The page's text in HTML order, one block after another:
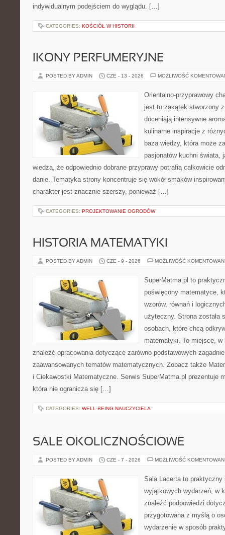
indywidualnym podejściem do wyglądu. […]
CATEGORIES: KOŚCIÓŁ W HISTORII
IKONY PERFUMERYJNE
POSTED BY ADMIN CZE - 13 - 2026 MOŻLIWOŚĆ
Orientalno-przyprawowy
jest to zakątek stworzony
doceniają intensywne
kulinarne inspiracje z
baza wiedzy, która może
pasjonatów kuchni świata,
wiedzą, że odpowiednio dobrane przyprawy potrafią całkowicie
danie. Tematyka strony koncentruje się wokół smaków
charakter jest znacznie szerszy, ponieważ […]
CATEGORIES: PROJEKTOWANIE OGRODÓW
HISTORIA MATEMATYKI
POSTED BY ADMIN CZE - 9 - 2026 MOŻLIWOŚĆ
SuperMatma.pl to
poświęcony matematyce,
wzorów, równań i
użyteczny. Strona została
osobach, które chcą
matematyki. To miejsce,
znaleźć opracowania dotyczące zarówno podstawowych
zaawansowanych tematów matematycznych. Zobacz także
i Ciekawostki Matematyczne. Serwis SuperMatma.pl prezentuje
która nie ogranicza się […]
CATEGORIES: WELL-BEING NAUCZYCIELA
SALE OKOLICZNOŚCIOWE
POSTED BY ADMIN CZE - 7 - 2026 MOŻLIWOŚĆ
Sala Lacerta to praktyczny
wyjątkowych wydarzeń, w
znaleźć podpowiedzi
przygotowana z myślą o
wydarzenie w sposób